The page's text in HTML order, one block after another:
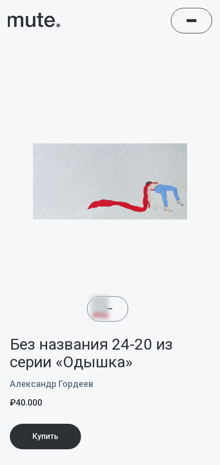
Без названия 24-20 из
серии «Одышка»
Александр Гордеев
₽40.000
Купить